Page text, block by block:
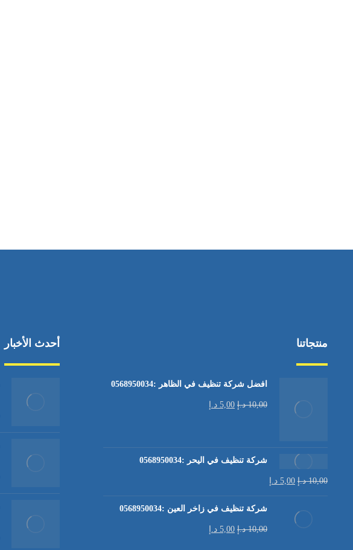
منتجاتنا
افضل شركة تنظيف في الظاهر :0568950034
10,00 د.إ 5,00 د.إ
شركة تنظيف في اليحر :0568950034
10,00 د.إ 5,00 د.إ
شركة تنظيف في زاخر العين :0568950034
10,00 د.إ 5,00 د.إ
أحدث الأخبار